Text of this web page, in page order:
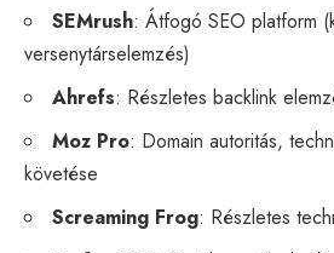
SEMrush: Átfogó SEO platform
versenytárselemzés)
Ahrefs: Részletes backlink
Moz Pro: Domain autoritás,
követése
Screaming Frog: Részletes